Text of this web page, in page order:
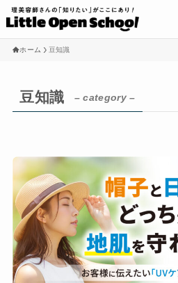
ホーム 豆知識
豆知識 – category –